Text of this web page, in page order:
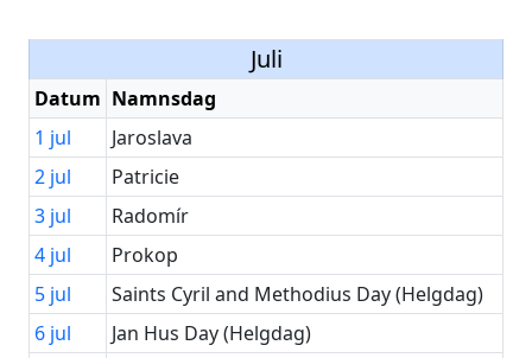
Juli
Datum Namnsdag
1 jul
Jaroslava
2 jul
Patricie
3 jul
Radomír
4 jul
Prokop
5 jul
Saints Cyril and Methodius Day (Helgdag)
6 jul
Jan Hus Day (Helgdag)